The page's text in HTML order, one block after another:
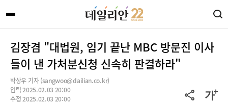
김장겸 "대법원, 임기 끝난 MBC 방문진 이사
들이 낸 가처분신청 신속히 판결하라"
박상우 기자 (sangwoo@dailian.co.kr)
입력 2025.02.03 20:00
수정 2025.02.03 20:00